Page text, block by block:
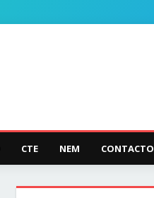
CTE NEM CONTACTO